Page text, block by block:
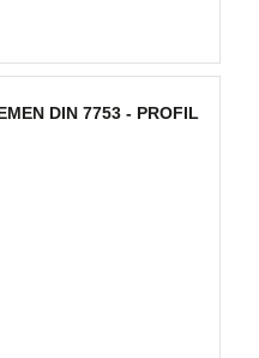
DIN 7753 - PROFIL